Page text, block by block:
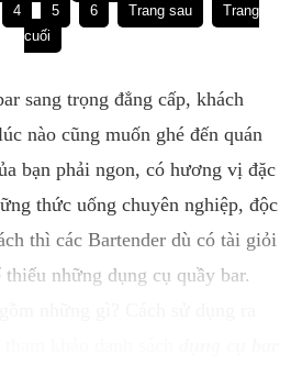
4 5 6 Trang sau
Trang
cuối
sang trọng đẳng cấp, khách
nào cũng muốn ghé đến quán
bạn phải ngon, có hương vị đặc
thức uống chuyên nghiệp, độc
thì các Bartender dù có tài giỏi
những dụng cụ quầy bar.